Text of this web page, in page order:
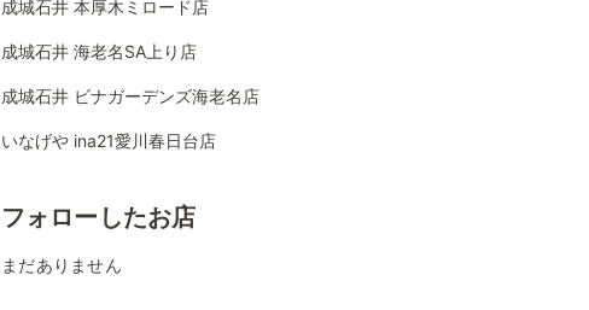
成城石井 本厚木ミロード店
成城石井 海老名SA上り店
成城石井 ビナガーデンズ海老名店
いなげや ina21愛川春日台店
フォローしたお店
まだありません